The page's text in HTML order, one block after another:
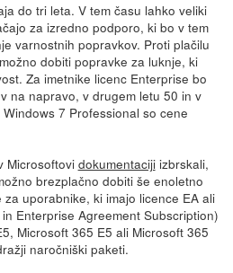
do tri leta. V tem času lahko veliki
za izredno podporo, ki bo v tem
varnostnih popravkov. Proti plačilu
dobiti popravke za luknje, ki
Za imetnike licenc Enterprise bo
na napravo, v drugem letu 50 in v
7 Professional so cene
Microsoftovi dokumentacijiizbrskali,
brezplačno dobiti še enoletno
uporabnike, ki imajo licence EA ali
Enterprise Agreement Subscription)
Microsoft 365 E5 ali Microsoft 365
naročniški paketi.